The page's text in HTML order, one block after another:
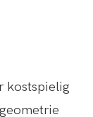
kostspielig